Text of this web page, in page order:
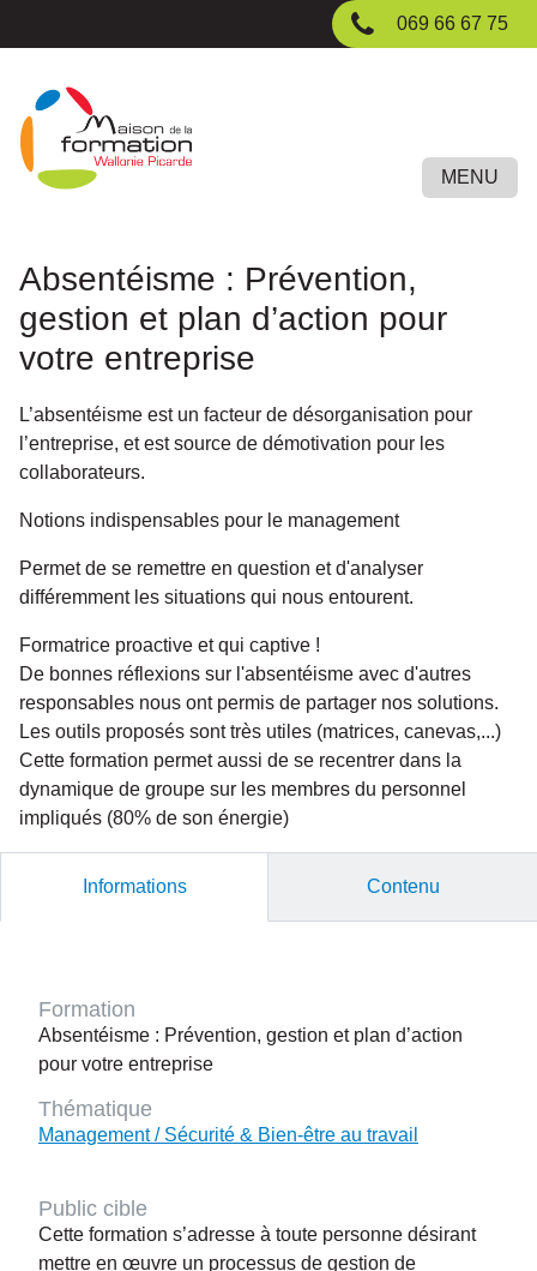
principal
069 66 67 75
MENU
Absentéisme : Prévention,
gestion et plan d’action pour
votre entreprise
L’absentéisme est un facteur de désorganisation pour
l’entreprise, et est source de démotivation pour les
collaborateurs.
Notions indispensables pour le management
Permet de se remettre en question et d'analyser
différemment les situations qui nous entourent.
Formatrice proactive et qui captive !
De bonnes réflexions sur l'absentéisme avec d'autres
responsables nous ont permis de partager nos solutions.
Les outils proposés sont très utiles (matrices, canevas,...)
Cette formation permet aussi de se recentrer dans la
dynamique de groupe sur les membres du personnel
impliqués (80% de son énergie)
Informations Contenu
Formation
Absentéisme : Prévention, gestion et plan d’action
pour votre entreprise
Thématique
Management / Sécurité & Bien-être au travail
Public cible
Cette formation s’adresse à toute personne désirant
mettre en œuvre un processus de gestion de